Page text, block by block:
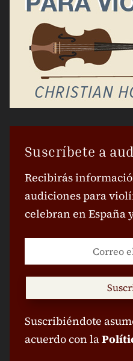
Suscríbete a
Recibirás
audiciones para
celebran en España
Suscribiéndote
acuerdo con la